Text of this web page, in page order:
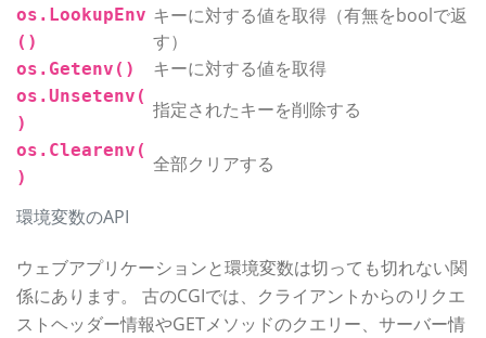
環境変数のAPI
os.LookupEnv
()
キーに対する値を取得（有無をboolで返
す）
os.Getenv() キーに対する値を取得
os.Unsetenv(
)
指定されたキーを削除する
os.Clearenv(
)
全部クリアする
ウェブアプリケーションと環境変数は切っても切れない関
係にあります。 古のCGIでは、クライアントからのリクエ
ストヘッダー情報やGETメソッドのクエリー、サーバー情